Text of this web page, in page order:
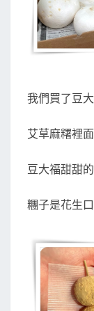
我們買了豆
艾草麻糬裡
豆大福甜甜
糰子是花生